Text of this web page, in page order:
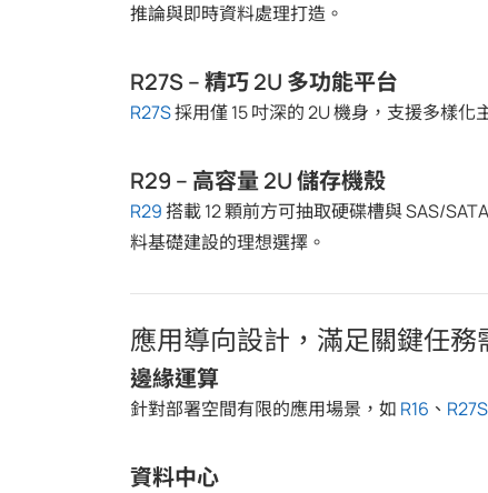
推論與即時資料處理打造。
R27S – 精巧 2U 多功能平台
R27S採用僅 15 吋深的 2U 機身，支援多樣
R29 – 高容量 2U 儲存機殼
R29搭載 12 顆前方可抽取硬碟槽與 SAS/
料基礎建設的理想選擇。
應用導向設計，滿足關鍵任務
邊緣運算
針對部署空間有限的應用場景，如 R16 、 R27S
資料中心